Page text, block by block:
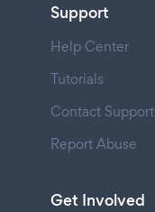
Support
Help Center
Tutorials
Contact Support
Report Abuse
Get Involved